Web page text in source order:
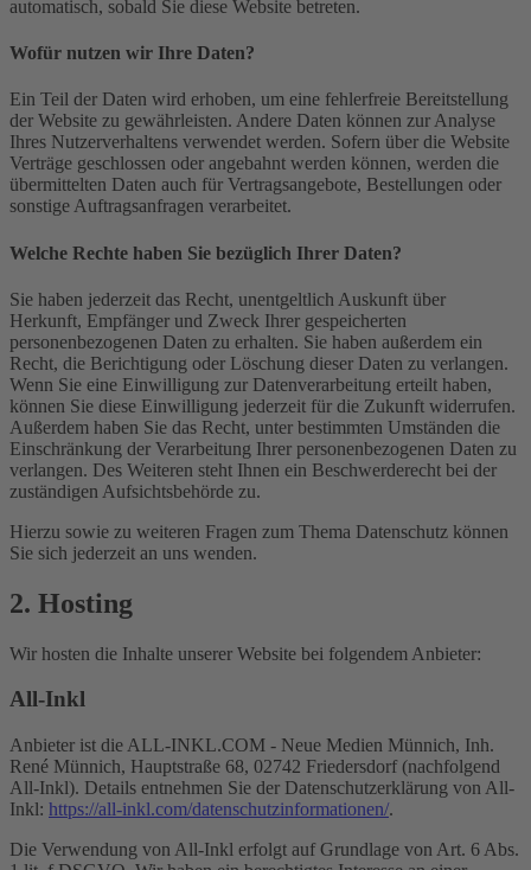
automatisch, sobald Sie diese Website betreten.
Wofür nutzen wir Ihre Daten?
Ein Teil der Daten wird erhoben, um eine fehlerfreie Bereitstellung
der Website zu gewährleisten. Andere Daten können zur Analyse
Ihres Nutzerverhaltens verwendet werden. Sofern über die Website
Verträge geschlossen oder angebahnt werden können, werden die
übermittelten Daten auch für Vertragsangebote, Bestellungen oder
sonstige Auftragsanfragen verarbeitet.
Welche Rechte haben Sie bezüglich Ihrer Daten?
Sie haben jederzeit das Recht, unentgeltlich Auskunft über
Herkunft, Empfänger und Zweck Ihrer gespeicherten
personenbezogenen Daten zu erhalten. Sie haben außerdem ein
Recht, die Berichtigung oder Löschung dieser Daten zu verlangen.
Wenn Sie eine Einwilligung zur Datenverarbeitung erteilt haben,
können Sie diese Einwilligung jederzeit für die Zukunft widerrufen.
Außerdem haben Sie das Recht, unter bestimmten Umständen die
Einschränkung der Verarbeitung Ihrer personenbezogenen Daten zu
verlangen. Des Weiteren steht Ihnen ein Beschwerderecht bei der
zuständigen Aufsichtsbehörde zu.
Hierzu sowie zu weiteren Fragen zum Thema Datenschutz können
Sie sich jederzeit an uns wenden.
2. Hosting
Wir hosten die Inhalte unserer Website bei folgendem Anbieter:
All-Inkl
Anbieter ist die ALL-INKL.COM - Neue Medien Münnich, Inh.
René Münnich, Hauptstraße 68, 02742 Friedersdorf (nachfolgend
All-Inkl). Details entnehmen Sie der Datenschutzerklärung von All-
Inkl: https://all-inkl.com/datenschutzinformationen/.
Die Verwendung von All-Inkl erfolgt auf Grundlage von Art. 6 Abs.